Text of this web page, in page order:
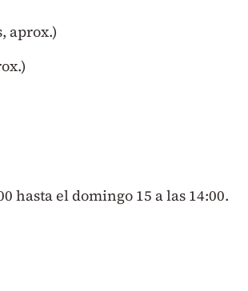
aprox.)
hasta el domingo 15 a las 14:00.